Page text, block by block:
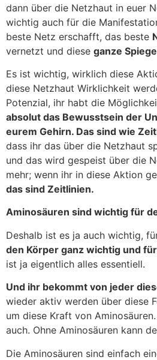
dann über die Netzhaut in euer
wichtig auch für die
beste Netz erschafft, das beste
vernetzt und diese ganze
Es ist wichtig, wirklich diese
diese Netzhaut Wirklichkeit
Potenzial, ihr habt die
absolut das Bewusstsein der
eurem Gehirn. Das sind wie
dass ihr das über die Netzhaut
und das wird gespeist über die
mehr; wenn ihr in diese Aktion
das sind Zeitlinien.
Aminosäuren sind wichtig für
Deshalb ist es ja auch wichtig,
den Körper ganz wichtig und
ist ja eigentlich alles essentiell.
Und ihr bekommt von jeder
wieder aktiv werden über diese
um diese Kraft von
auch. Ohne Aminosäuren kann
Die Aminosäuren sind einfach